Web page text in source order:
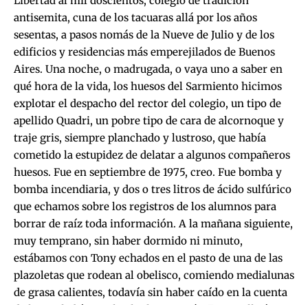
antisemita, cuna de los tacuaras allá por los años
sesentas, a pasos nomás de la Nueve de Julio y de los
edificios y residencias más emperejilados de Buenos
Aires. Una noche, o madrugada, o vaya uno a saber en
qué hora de la vida, los huesos del Sarmiento hicimos
explotar el despacho del rector del colegio, un tipo de
apellido Quadri, un pobre tipo de cara de alcornoque y
traje gris, siempre planchado y lustroso, que había
cometido la estupidez de delatar a algunos compañeros
huesos. Fue en septiembre de 1975, creo. Fue bomba y
bomba incendiaria, y dos o tres litros de ácido sulfúrico
que echamos sobre los registros de los alumnos para
borrar de raíz toda información. A la mañana siguiente,
muy temprano, sin haber dormido ni minuto,
estábamos con Tony echados en el pasto de una de las
plazoletas que rodean al obelisco, comiendo medialunas
de grasa calientes, todavía sin haber caído en la cuenta